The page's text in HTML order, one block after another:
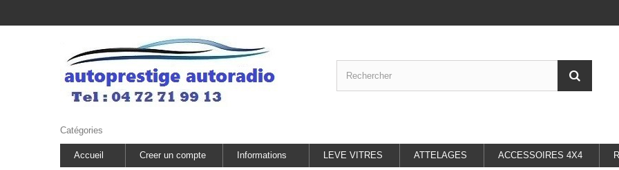
Catégories
Accueil Creer un compte Informations LEVE VITRES ATTELAGES ACCESSOIRES 4X4